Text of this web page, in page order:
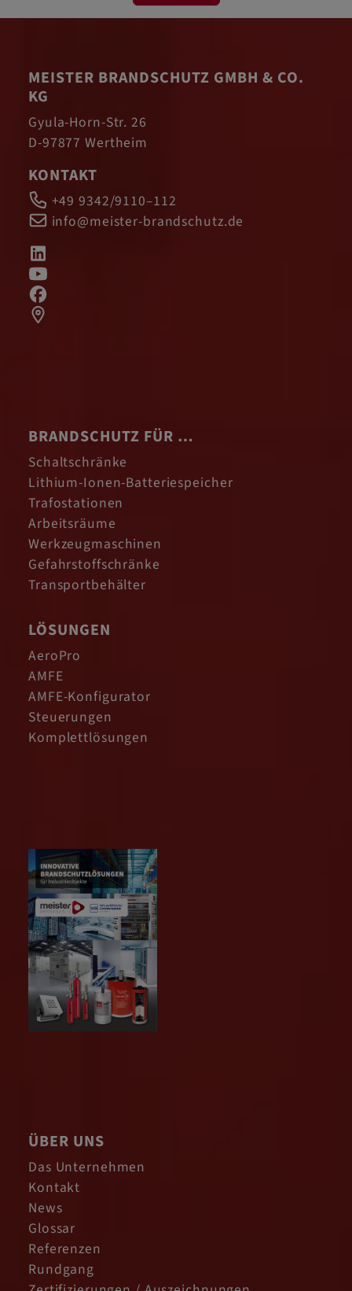
MEISTER BRANDSCHUTZ GMBH & CO.
KG
Gyula-Horn-Str. 26
D-97877 Wertheim
KONTAKT
+49 9342/9110–112
info@meister-brandschutz.de
BRANDSCHUTZ FÜR …
Schaltschränke
Lithium-Ionen-Batteriespeicher
Trafostationen
Arbeitsräume
Werkzeugmaschinen
Gefahrstoffschränke
Transportbehälter
LÖSUNGEN
AeroPro
AMFE
AMFE-Konfigurator
Steuerungen
Komplettlösungen
ÜBER UNS
Das Unternehmen
Kontakt
News
Glossar
Referenzen
Rundgang